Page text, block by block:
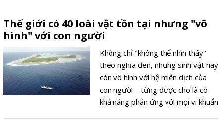
Thế giới có 40 loài vật tồn tại nhưng "vô
hình" với con người
Không chỉ "không thể nhìn thấy"
theo nghĩa đen, những sinh vật này
còn vô hình với hệ miễn dịch của
con người – từng được cho là có
khả năng phản ứng với mọi vi khuẩn